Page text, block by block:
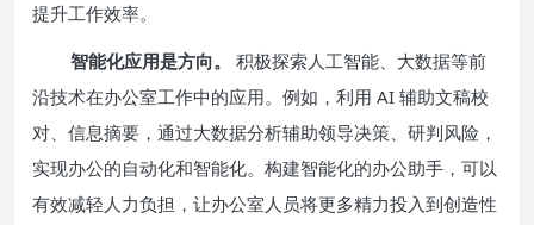
提升工作效率。
智能化应用是方向。
积极探索人工智能、大数据等前
沿技术在办公室工作中的应用。例如，利用 AI 辅助文稿校
对、信息摘要，通过大数据分析辅助领导决策、研判风险，
实现办公的自动化和智能化。构建智能化的办公助手，可以
有效减轻人力负担，让办公室人员将更多精力投入到创造性